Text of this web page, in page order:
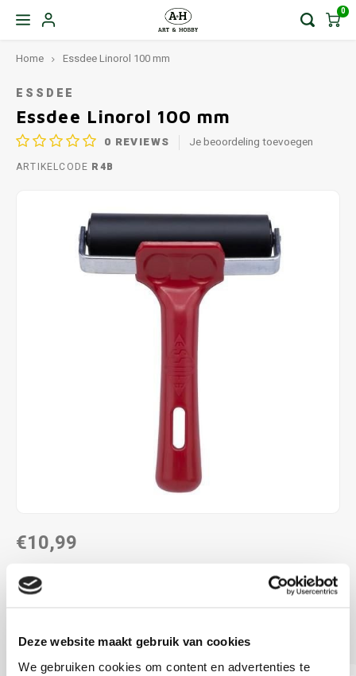
Deze website maakt gebruik van cookies
We gebruiken cookies om content en advertenties te
0
Home Essdee Linorol 100 mm
ESSDEE
Essdee Linorol 100 mm
0 REVIEWS Je beoordeling toevoegen
ARTIKELCODE R4B
€10,99
DIRECT LEVERBAAR
drukkunst... ...Lees meer